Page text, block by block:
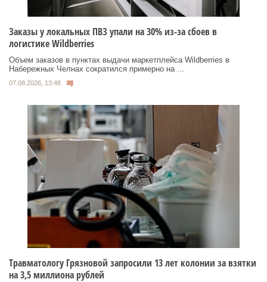
Заказы у локальных ПВЗ упали на 30% из-за сбоев в
логистике Wildberries
Объем заказов в пунктах выдачи маркетплейса Wildberries в
Набережных Челнах сократился примерно на ...
07.08.2026, 13:48
Травматологу Грязновой запросили 13 лет колонии за взятки
на 3,5 миллиона рублей